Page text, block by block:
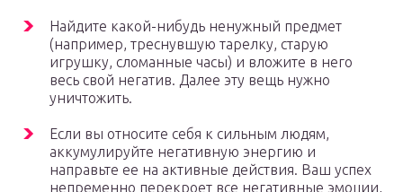
Найдите какой-нибудь ненужный предмет
(например, треснувшую тарелку, старую
игрушку, сломанные часы) и вложите в него
весь свой негатив. Далее эту вещь нужно
уничтожить.
Если вы относите себя к сильным людям,
аккумулируйте негативную энергию и
направьте ее на активные действия. Ваш успех
непременно перекроет все негативные эмоции,